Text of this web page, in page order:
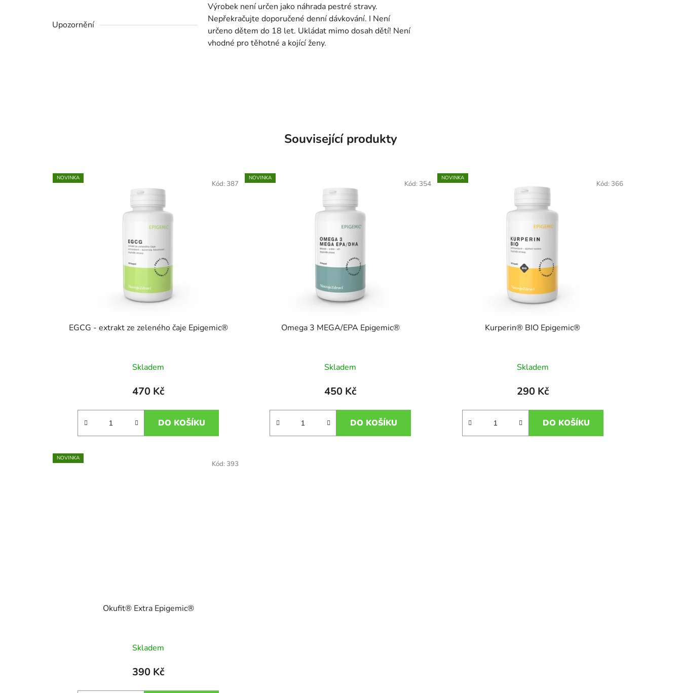
Upozornění
Výrobek není určen jako náhrada pestré stravy.
Nepřekračujte doporučené denní dávkování. I Není
určeno dětem do 18 let. Ukládat mimo dosah dětí! Není
vhodné pro těhotné a kojící ženy.
Související produkty
NOVINKA
EGCG - extrakt ze zeleného čaje Epigemic®
Skladem
470 Kč
DO KOŠÍKU
Kód: 387
NOVINKA
Omega 3 MEGA/EPA Epigemic®
Skladem
450 Kč
DO KOŠÍKU
Kód: 354
NOVINKA
Kurperin® BIO Epigemic®
Skladem
290 Kč
DO KOŠÍKU
Kód: 366
NOVINKA
Okufit® Extra Epigemic®
Skladem
390 Kč
Kód: 393